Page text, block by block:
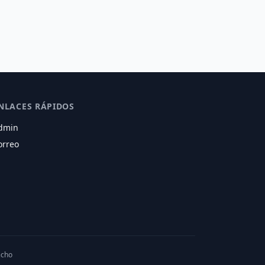
RÁPIDOS